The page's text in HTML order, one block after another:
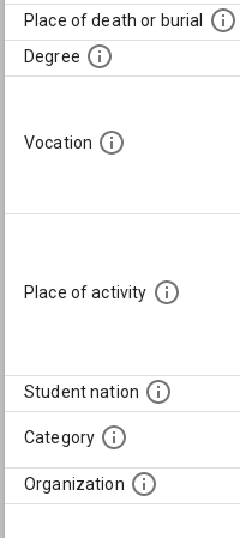
Place of death or burial
Degree
Vocation
Place of activity
Student nation
Category
Organization